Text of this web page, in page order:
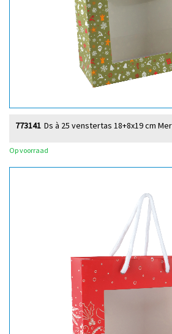
Ds à 25 venstertas 18+8x19 cm
773141
Op voorraad